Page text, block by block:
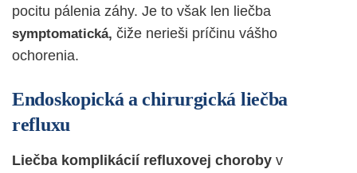
pocitu pálenia záhy. Je to však len liečba
symptomatická, čiže nerieši príčinu vášho
ochorenia.
Endoskopická a chirurgická liečba
refluxu
Liečba komplikácií refluxovej choroby v